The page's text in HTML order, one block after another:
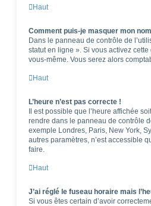
Haut
Comment puis-je masquer mon
Dans le panneau de contrôle de
statut en ligne ». Si vous activez
vous-même. Vous serez alors
Haut
L’heure n’est pas correcte !
Il est possible que l’heure affichée
rendre dans le panneau de contrôle
exemple Londres, Paris, New York,
autres paramètres, n’est accessible
faire.
Haut
J’ai réglé le fuseau horaire mais
Si vous êtes certain d’avoir